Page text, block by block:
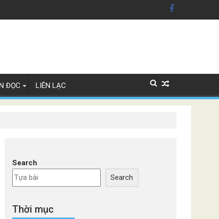
Lan
ĐỌC LIÊN LẠC
Search
Search
Thời mục